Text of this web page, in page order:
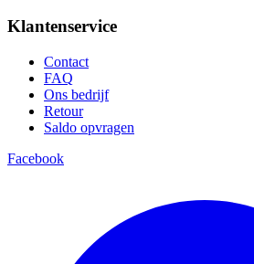
Klantenservice
Contact
FAQ
Ons bedrijf
Retour
Saldo opvragen
Facebook